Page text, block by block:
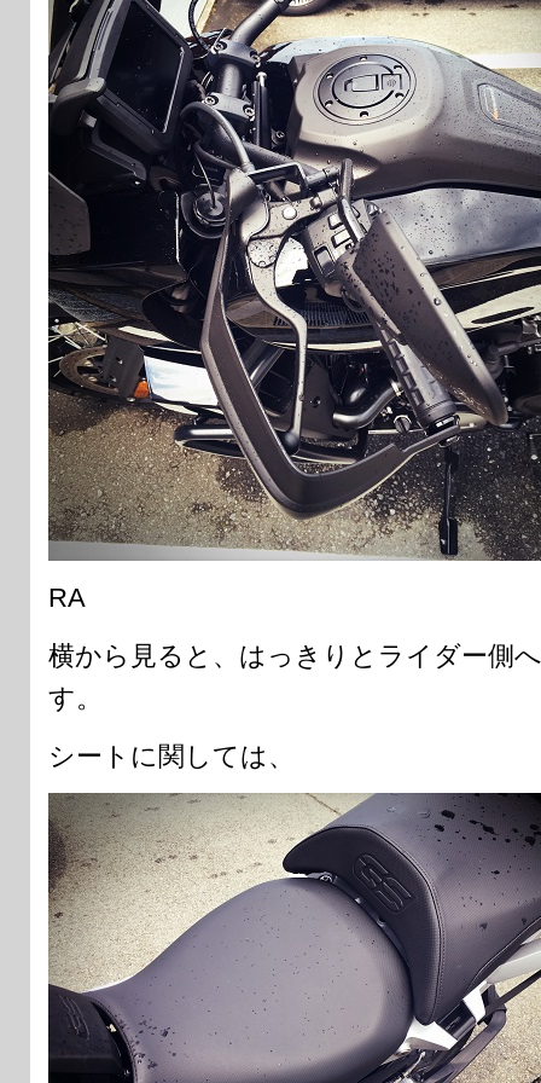
RA
横から見ると、はっきりとライダー側
す。
シートに関しては、